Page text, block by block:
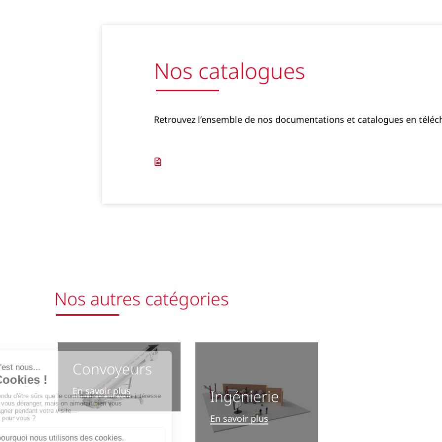
Nos catalogues
Retrouvez l’ensemble de nos documentations et catalogues en
Nos autres catégories
Convoyeurs
En savoir plus Ingénierie
En savoir plus